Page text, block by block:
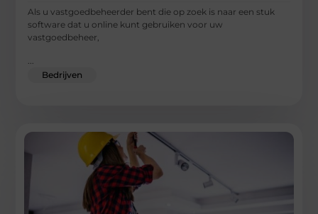
Als u vastgoedbeheerder bent die op zoek is naar een stuk
software dat u online kunt gebruiken voor uw
vastgoedbeheer,
Bedrijven